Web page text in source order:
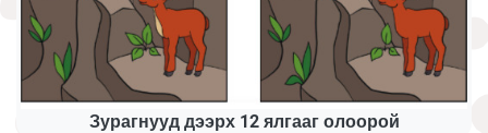
Зурагнууд дээрх 12 ялгааг олоорой